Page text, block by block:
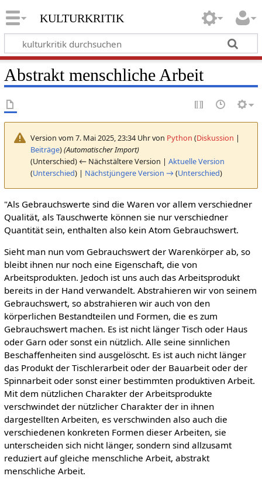
kulturkritik
Abstrakt menschliche Arbeit
Version vom 7. Mai 2025, 23:34 Uhr von Python (Diskussion |
Beiträge)(Automatischer Import)
(Unterschied) ← Nächstältere Version | Aktuelle Version
(Unterschied) | Nächstjüngere Version → (Unterschied)
"Als Gebrauchswerte sind die Waren vor allem verschiedner
Qualität, als Tauschwerte können sie nur verschiedner
Quantität sein, enthalten also kein Atom Gebrauchswert.
Sieht man nun vom Gebrauchswert der Warenkörper ab, so
bleibt ihnen nur noch eine Eigenschaft, die von
Arbeitsprodukten. Jedoch ist uns auch das Arbeitsprodukt
bereits in der Hand verwandelt. Abstrahieren wir von seinem
Gebrauchswert, so abstrahieren wir auch von den
körperlichen Bestandteilen und Formen, die es zum
Gebrauchswert machen. Es ist nicht länger Tisch oder Haus
oder Garn oder sonst ein nützlich. Alle seine sinnlichen
Beschaffenheiten sind ausgelöscht. Es ist auch nicht länger
das Produkt der Tischlerarbeit oder der Bauarbeit oder der
Spinnarbeit oder sonst einer bestimmten produktiven Arbeit.
Mit dem nützlichen Charakter der Arbeitsprodukte
verschwindet der nützlicher Charakter der in ihnen
dargestellten Arbeiten, es verschwinden also auch die
verschiedenen konkreten Formen dieser Arbeiten, sie
unterscheiden sich nicht länger, sondern sind allzusamt
reduziert auf gleiche menschliche Arbeit, abstrakt
menschliche Arbeit.